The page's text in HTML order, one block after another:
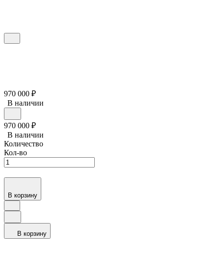
970 000 ₽
В наличии
970 000 ₽
В наличии
Количество
Кол-во
В корзину
В корзину